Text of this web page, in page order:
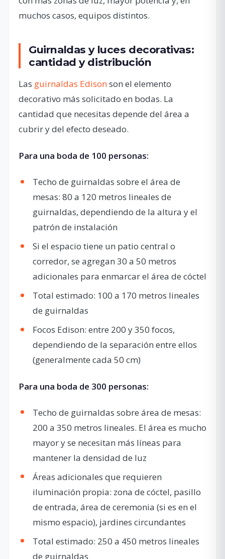
muchos casos, equipos distintos.
Guirnaldas y luces decorativas:
cantidad y distribución
Las guirnaldas Edisonson el elemento
decorativo más solicitado en bodas. La
cantidad que necesitas depende del área a
cubrir y del efecto deseado.
Para una boda de 100 personas:
Techo de guirnaldas sobre el área de
mesas: 80 a 120 metros lineales de
guirnaldas, dependiendo de la altura y el
patrón de instalación
Si el espacio tiene un patio central o
corredor, se agregan 30 a 50 metros
adicionales para enmarcar el área de cóctel
Total estimado: 100 a 170 metros lineales
de guirnaldas
Focos Edison: entre 200 y 350 focos,
dependiendo de la separación entre ellos
(generalmente cada 50 cm)
Para una boda de 300 personas:
Techo de guirnaldas sobre área de mesas:
200 a 350 metros lineales. El área es mucho
mayor y se necesitan más líneas para
mantener la densidad de luz
Áreas adicionales que requieren
iluminación propia: zona de cóctel, pasillo
de entrada, área de ceremonia (si es en el
mismo espacio), jardines circundantes
Total estimado: 250 a 450 metros lineales
de guirnaldas